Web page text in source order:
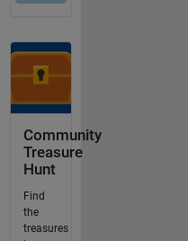
Community
Treasure
Hunt
Find
the
treasures